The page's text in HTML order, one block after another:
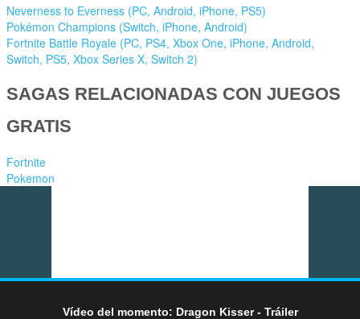
Neverness to Everness (PC, Android, iPhone, PS5)
Pokémon Champions (Switch, iPhone, Android)
Fortnite Battle Royale (PC, PS4, Xbox One, iPhone, Android,
Switch, PS5, Xbox Series X, Switch 2)
SAGAS RELACIONADAS CON JUEGOS
GRATIS
Fortnite
Pokemon
Vídeo del momento: Dragon Kisser - Tráiler